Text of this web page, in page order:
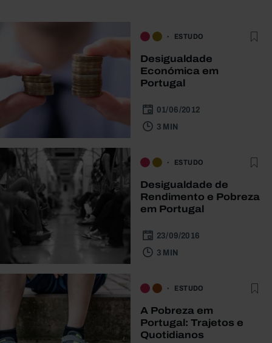
ESTUDO
Desigualdade
Económica em
Portugal
01/06/2012
3 MIN
ESTUDO
Desigualdade de
Rendimento e Pobreza
em Portugal
23/09/2016
3 MIN
ESTUDO
A Pobreza em
Portugal: Trajetos e
Quotidianos